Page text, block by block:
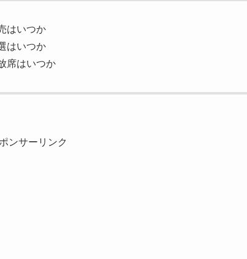
はいつか
はいつか
席はいつか
ンサーリンク